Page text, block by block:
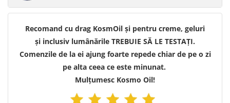
Recomand cu drag KosmOil și pentru creme, geluri
și inclusiv lumânările TREBUIE SĂ LE TESTAȚI.
Comenzile de la ei ajung foarte repede chiar de pe o zi
pe alta ceea ce este minunat.
Mulțumesc Kosmo Oil!